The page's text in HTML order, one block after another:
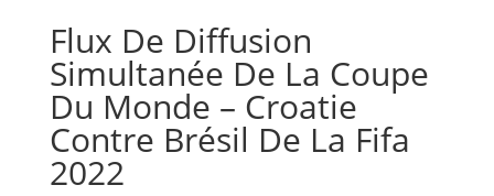
Flux De Diffusion
Simultanée De La Coupe
Du Monde – Croatie
Contre Brésil De La Fifa
2022